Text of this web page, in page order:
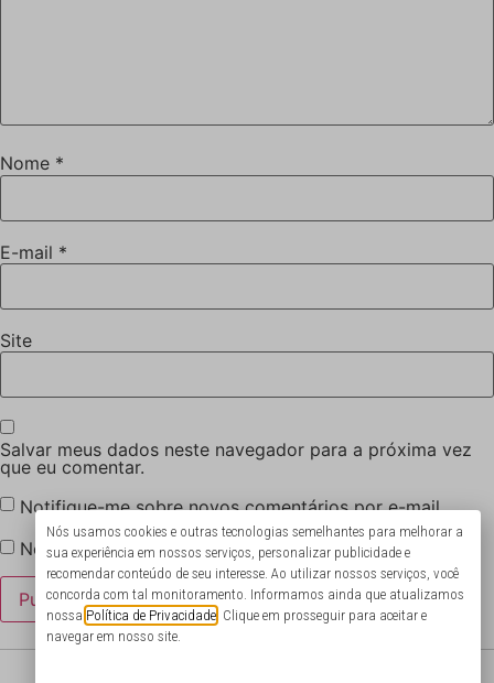
Nome *
E-mail *
Site
Salvar meus dados neste navegador para a próxima vez
que eu comentar.
Notifique-me sobre novos comentários por e-mail.
Notifique-me sobre novas publicações por e-mail.
Nós usamos cookies e outras tecnologias semelhantes para melhorar a
sua experiência em nossos serviços, personalizar publicidade e
recomendar conteúdo de seu interesse. Ao utilizar nossos serviços, você
concorda com tal monitoramento. Informamos ainda que atualizamos
nossaPolítica de Privacidade . Clique em prosseguir para aceitar e
navegar em nosso site.